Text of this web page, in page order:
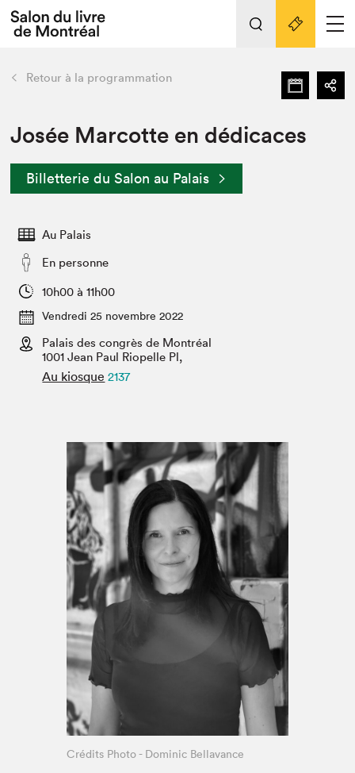
Espace exposant⋅e⋅s
Espace enseignant·e·s
Espace médias
L'événement
Préparer sa visite au Salon
Actualités
SLM PRO
retour Nos activités
Préparer sa visite
Salon dans la ville et en ligne
Projets partenaires
Liens pratiques
Retour à la programmation
Josée Marcotte en dédicaces
Billetterie du Salon au Palais
Au Palais
En personne
10h00 à 11h00
Vendredi 25 novembre 2022
Palais des congrès de Montréal
1001 Jean Paul Riopelle Pl,
Au kiosque 2137
Crédits Photo - Dominic Bellavance